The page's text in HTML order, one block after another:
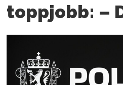
toppjobb: –